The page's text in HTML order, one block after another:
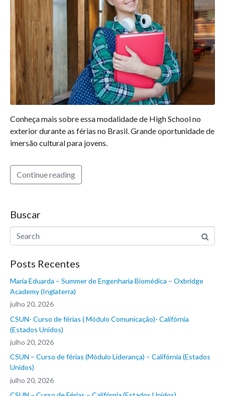
Conheça mais sobre essa modalidade de High School no
exterior durante as férias no Brasil. Grande oportunidade de
imersão cultural para jovens.
Continue reading
Buscar
Posts Recentes
Maria Eduarda – Summer de Engenharia Biomédica – Oxbridge
Academy (Inglaterra)
julho 20, 2026
CSUN- Curso de férias ( Módulo Comunicação)- Califórnia
(Estados Unidos)
julho 20, 2026
CSUN – Curso de férias (Módulo Liderança) – Califórnia (Estados
Unidos)
julho 20, 2026